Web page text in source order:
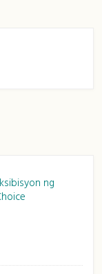
ng